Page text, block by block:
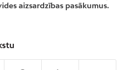
aizsardzības pasākumus.